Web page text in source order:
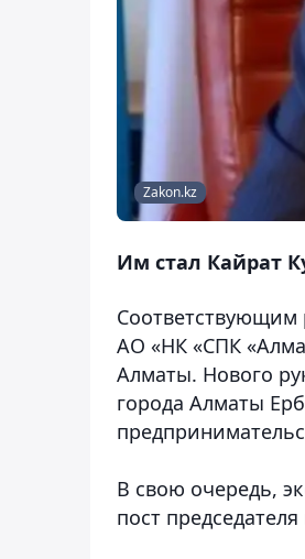
Zakon.kz
Им стал Кайрат
Соответствующим
АО «НК «СПК
Алматы. Нового
города Алматы
В свою очередь,
пост